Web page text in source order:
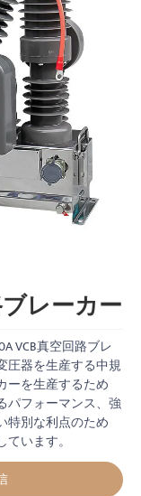
ブレーカー
VCB真空回路ブレ
圧器を生産する中規
ーを生産するため
パフォーマンス、強
特別な利点のため
います。